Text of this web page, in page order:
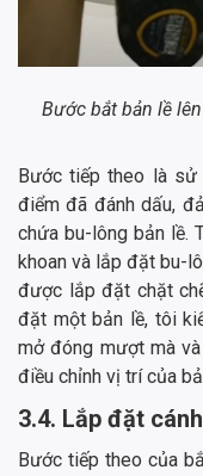
Bước bắt bản lề
Bước tiếp theo là sử
điểm đã đánh dấu,
chứa bu-lông bản lề.
khoan và lắp đặt bu-
được lắp đặt chặt
đặt một bản lề, tôi
mở đóng mượt mà
điều chỉnh vị trí của
3.4. Lắp đặt
Bước tiếp theo của